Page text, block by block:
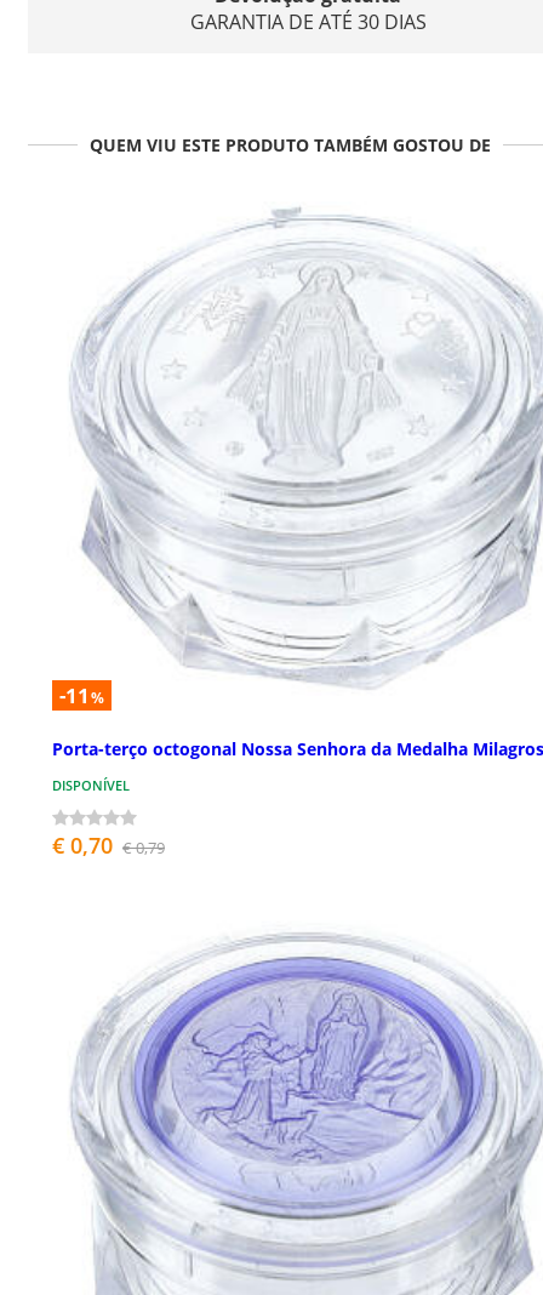
GARANTIA DE ATÉ 30 DIAS
QUEM VIU ESTE PRODUTO TAMBÉM GOSTOU DE
-11 %
Porta-terço octogonal Nossa Senhora da Medalha
DISPONÍVEL
€ 0,70 € 0,79